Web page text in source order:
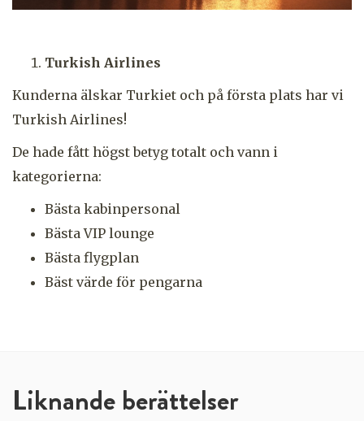
Turkish Airlines
Kunderna älskar Turkiet och på första plats har vi
Turkish Airlines!
De hade fått högst betyg totalt och vann i
kategorierna:
Bästa kabinpersonal
Bästa VIP lounge
Bästa flygplan
Bäst värde för pengarna
Liknande berättelser